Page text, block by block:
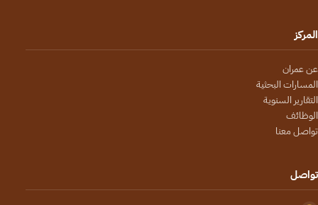
المركز
عن عمران
المسارات البحثية
التقارير السنوية
الوظائف
تواصل معنا
تواصل